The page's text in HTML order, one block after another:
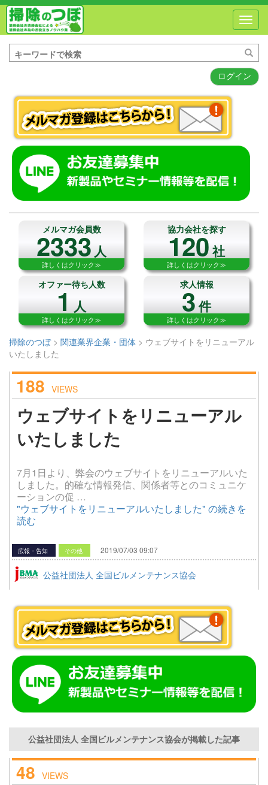
ログイン
メルマガ会員数
2333人
詳しくはクリック≫
協力会社を探す
120社
詳しくはクリック≫
オファー待ち人数
1人
詳しくはクリック≫
求人情報
3件
詳しくはクリック≫
掃除のつぼ> 関連業界企業・団体 > ウェブサイトをリニューアル
いたしました
188 VIEWS
ウェブサイトをリニューアル
いたしました
7月1日より、弊会のウェブサイトをリニューアルいた
しました。的確な情報発信、関係者等とのコミュニケ
ーションの促 …
"ウェブサイトをリニューアルいたしました" の続きを
読む
広報・告知 その他 2019/07/03 09:07
公益社団法人 全国ビルメンテナンス協会
公益社団法人 全国ビルメンテナンス協会が掲載した記事
48 VIEWS